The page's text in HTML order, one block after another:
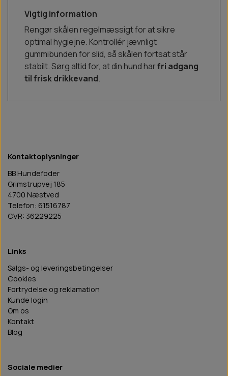
Vigtig information
Rengør skålen regelmæssigt for at sikre
optimal hygiejne. Kontrollér jævnligt
gummibunden for slid, så skålen fortsat står
stabilt. Sørg altid for, at din hund harfri adgang
til frisk drikkevand.
Kontaktoplysninger
BB Hundefoder
Grimstrupvej 185
4700 Næstved
Telefon: 61516787
CVR: 36229225
Links
Salgs- og leveringsbetingelser
Cookies
Fortrydelse og reklamation
Kunde login
Om os
Kontakt
Blog
Sociale medier